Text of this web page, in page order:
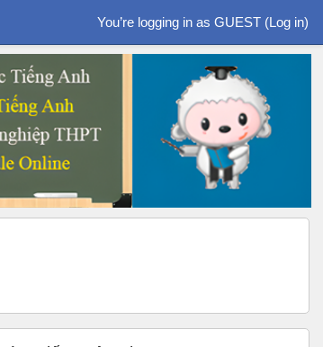
You’re logging in as GUEST (Log in)